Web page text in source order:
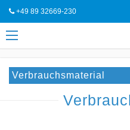
+49 89 32669-230
Verbrauchsmaterial